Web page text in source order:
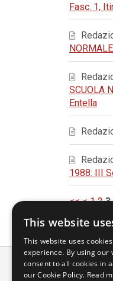
Fasc. 1,
SCUOLA
Entella
1988: III
<< < 1 2 3
Scuola
This website
This website uses
experience. By using our
consent to all cookies in
our Cookie Policy. Read